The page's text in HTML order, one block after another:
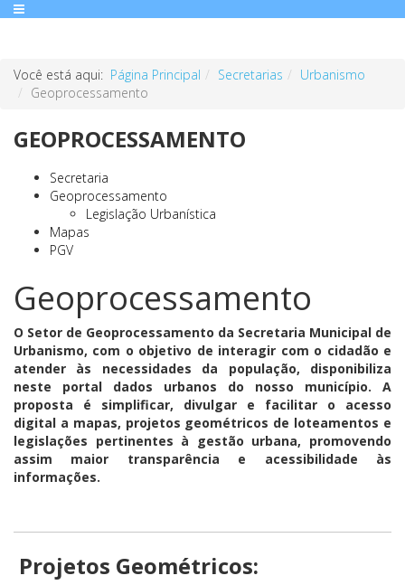
Você está aqui: Página Principal Secretarias
Urbanismo
Geoprocessamento
GEOPROCESSAMENTO
Secretaria
Geoprocessamento
Legislação Urbanística
Mapas
PGV
Geoprocessamento
O Setor de Geoprocessamento da Secretaria Municipal de
Urbanismo, com o objetivo de interagir com o cidadão e
atender às necessidades da população, disponibiliza
neste portal dados urbanos do nosso município. A
proposta é simplificar, divulgar e facilitar o acesso
digital a mapas, projetos geométricos de loteamentos e
legislações pertinentes à gestão urbana, promovendo
assim maior transparência e acessibilidade às
informações.
Projetos Geométricos: